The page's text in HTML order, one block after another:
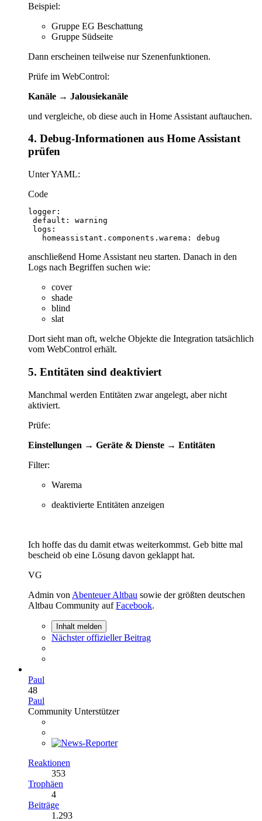
Beispiel:
Gruppe EG Beschattung
Gruppe Südseite
Dann erscheinen teilweise nur Szenenfunktionen.
Prüfe im WebControl:
Kanäle → Jalousiekanäle
und vergleiche, ob diese auch in Home Assistant auftauchen.
4. Debug-Informationen aus Home Assistant
prüfen
Unter YAML:
Code
   homeassistant.components.warema: debug
anschließend Home Assistant neu starten. Danach in den
Logs nach Begriffen suchen wie:
cover
shade
blind
slat
Dort sieht man oft, welche Objekte die Integration tatsächlich
vom WebControl erhält.
5. Entitäten sind deaktiviert
Manchmal werden Entitäten zwar angelegt, aber nicht
aktiviert.
Prüfe:
Einstellungen → Geräte & Dienste → Entitäten
Filter:
Warema
deaktivierte Entitäten anzeigen
Ich hoffe das du damit etwas weiterkommst. Geb bitte mal
bescheid ob eine Lösung davon geklappt hat.
VG
Admin von Abenteuer Altbau sowie der größten deutschen
Altbau Community aufFacebook.
Inhalt melden
Nächster offizieller Beitrag
Paul
48
Paul
Community Unterstützer
Reaktionen
353
Trophäen
4
Beiträge
1.293